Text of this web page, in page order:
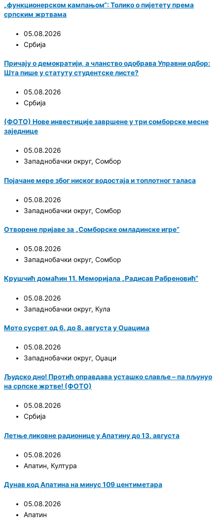
„функционерском кампањом“: Толико о пијетету према
српским жртвама
05.08.2026
Србија
Причају о демократији, а чланство одобрава Управни одбор:
Шта пише у статуту студентске листе?
05.08.2026
Србија
(ФОТО) Нове инвестиције завршене у три сомборске месне
заједнице
05.08.2026
Западнобачки округ, Сомбор
Појачане мере због ниског водостаја и топлотног таласа
05.08.2026
Западнобачки округ, Сомбор
Отворене пријаве за „Сомборске омладинске игре“
05.08.2026
Западнобачки округ, Сомбор
Крушчић домаћин 11. Меморијала „Радисав Рабреновић“
05.08.2026
Западнобачки округ, Кула
Мото сусрет од 6. до 8. августа у Оџацима
05.08.2026
Западнобачки округ, Оџаци
Људско дно! Протић оправдава усташко славље – па пљунуо
на српске жртве! (ФОТО)
05.08.2026
Србија
Летње ликовне радионице у Апатину до 13. августа
05.08.2026
Апатин, Култура
Дунав код Апатина на минус 109 центиметара
05.08.2026
Апатин